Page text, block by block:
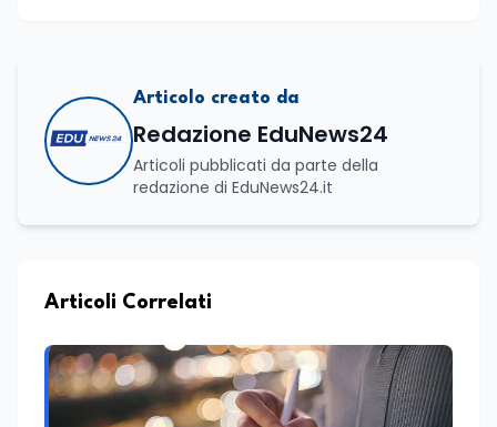
Articolo creato da
Redazione EduNews24
Articoli pubblicati da parte della
redazione di EduNews24.it
Articoli Correlati